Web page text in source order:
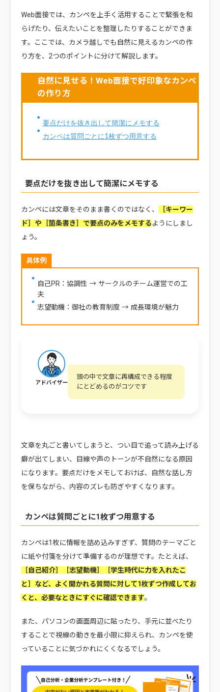
Web面接では、カンペを上手く活用することで緊張を和
らげたり、伝えたいことを整理したりすることができま
す。ここでは、カメラ越しでも自然に見えるカンペの作
り方を、2つのポイントに分けて解説します。
自然に見せる！Web面接で好印象なカンペ
の作り方
要点だけを抜き出して簡潔にメモする
カンペは質問ごとに1枚ずつ用意する
要点だけを抜き出して簡潔にメモする
カンペには文章をそのまま書くのではなく、
［キーワー
ド］や［箇条書き］で要点のみをメモするようにしまし
ょう。
具体例
自己PR：協調性 → サークルのチーム運営での工
夫
志望動機：御社の教育制度 → 成長環境が魅力
アドバイザー
頭の中で文章に再構成できる程度
にとどめるのがコツです
文章を丸ごと書いてしまうと、つい目で追って読み上げる
癖が出てしまい、目線や声のトーンが不自然になる原因
になります。要点だけをメモしておけば、自然な話し方
を保ちながら、内容のズレも防ぎやすくなります。
カンペは質問ごとに1枚ずつ用意する
カンペは1枚に情報を詰め込みすぎず、質問のテーマごと
に紙や付箋を分けて準備するのが理想です。たとえば、
［自己紹介］［志望動機］［学生時代に力を入れたこ
と］など、よく聞かれる質問に対して1枚ずつ作成してお
くと、必要なときにすぐに確認できます。
また、パソコンの画面周辺に貼ったり、手元に並べたり
することで視線の動きを最小限に抑えられ、カンペを使
っていることに気づかれにくくなるでしょう。